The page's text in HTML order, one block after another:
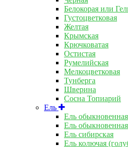
Белокорая или
Густоцветковая
Желтая
Крымская
Крючковатая
Остистая
Румелийская
Мелкоцветковая
Тунберга
Шверина
Сосна Топиарий
Ель
Ель обыкновенная
Ель
Ель сибирская
Ель колючая